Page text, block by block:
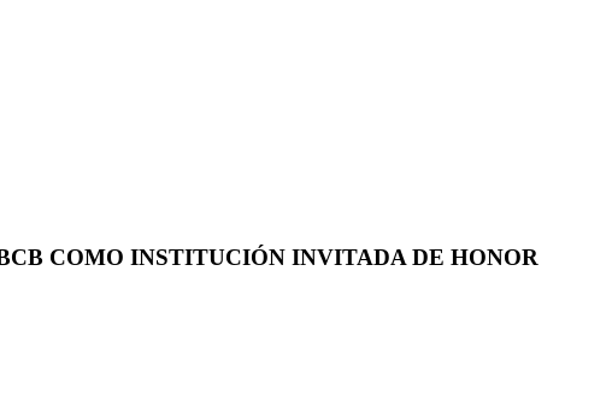
COMO INSTITUCIÓN INVITADA DE HONOR